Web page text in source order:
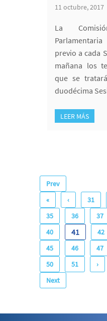
11 octubre, 2017
La
previo a cada
mañana los
que se
duodécima
LEER MÁS
Prev
«
‹ 31
35
36 37
40
41 42
45
46 47
50
51 ›
Next